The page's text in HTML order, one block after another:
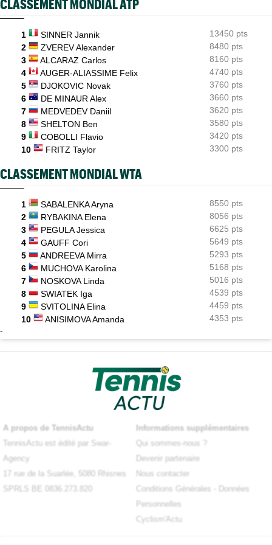
INTERVIEW
06/08
WTA - Toronto
Aryna Sabalenka propose... des conférences de presse façon F1
CLASSEMENT MONDIAL ATP
1 SINNER Jannik
13450 pts
2
ZVEREV Alexander
8480 pts
3
ALCARAZ Carlos
8160 pts
4
AUGER-ALIASSIME Felix
4740 pts
5
DJOKOVIC Novak
3760 pts
6
DE MINAUR Alex
3660 pts
7
MEDVEDEV Daniil
3620 pts
8
SHELTON Ben
3580 pts
9
COBOLLI Flavio
3420 pts
10
FRITZ Taylor 3300 pts
CLASSEMENT MONDIAL WTA
1 SABALENKA Aryna
8550 pts
2
RYBAKINA Elena
8056 pts
3
PEGULA Jessica
6625 pts
4
GAUFF Cori
5649 pts
5
ANDREEVA Mirra
5293 pts
6
MUCHOVA Karolina
5168 pts
7
NOSKOVA Linda
5016 pts
8
SWIATEK Iga
4539 pts
9
SVITOLINA Elina
4459 pts
10
ANISIMOVA Amanda 4353 pts
-
A propos de TennisActu
TennisActu est édité par Swar-
Agency
17 rue de la Suarlée, 5080 Rhisnes
SPRLS BE 0836.273.820
Informations supplémentaires
Qui sommes-nous ?
Devenir partenaire
Nous contacter
Conditions Générales
Données
Personnelles
Cyclism'Actu